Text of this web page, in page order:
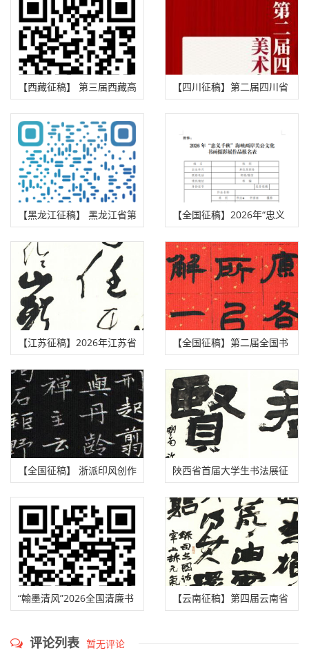
年8月31日截稿）
事（2026年10月15日截
【西藏征稿】 第三届西藏高
原高峰书法大展征稿启事
（2026年8月15日截稿）
【四川征稿】第二届四川省
普通高校美术书法创作展征
稿（2026年9月20日截稿）
【黑龙江征稿】 黑龙江省第
五届书法小品展征稿启事
（2026年7月10日截稿）
【全国征稿】2026年“忠义
千秋”海峡两岸关公文化书
画摄影展征稿启事
【江苏征稿】2026年江苏省
文艺大奖·书法类征稿启事
（2026年8月10日截稿）
【全国征稿】第二届全国书
法教育学术研讨会征稿启
事 （2026年7月31日截稿）
【全国征稿】 浙派印风创作
研究主题展征稿启事（2026
年8月15日截稿）
陕西省首届大学生书法展征
稿启事（2026年7月30日截
稿）
“翰墨清风”2026全国清廉书
年7月31日截稿）
【云南征稿】第四届云南省
评论列表 暂无评论